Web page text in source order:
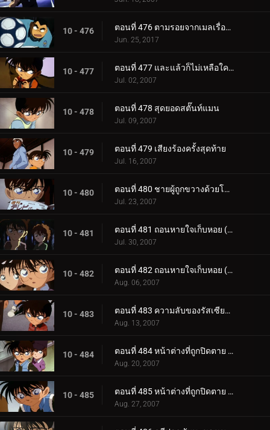
10 - 476 ตอนที่ 476 ตามรอยจากเมลเรื่องปลา
Jun. 25, 2017
10 - 477 ตอนที่ 477 และแล้วก็ไม่เหลือใครอีกเลย
Jul. 02, 2007
10 - 478 ตอนที่ 478 สุดยอดสตั๊นท์แมน
Jul. 09, 2007
10 - 479 ตอนที่ 479 เสียงร้องครั้งสุดท้าย
Jul. 16, 2007
10 - 480 ตอนที่ 480 ชายผู้ถูกขวางด้วยโครงเหล็ก
Jul. 23, 2007
10 - 481 ตอนที่ 481 ถอนหายใจเก็บหอย (ตอนแรก)
Jul. 30, 2007
10 - 482 ตอนที่ 482 ถอนหายใจเก็บหอย (ตอนจบ)
Aug. 06, 2007
10 - 483 ตอนที่ 483 ความลับของรัสเซียน บลู
Aug. 13, 2007
10 - 484 ตอนที่ 484 หน้าต่างที่ถูกปิดตาย (ตอนแรก)
Aug. 20, 2007
10 - 485 ตอนที่ 485 หน้าต่างที่ถูกปิดตาย (ตอนจบ)
Aug. 27, 2007